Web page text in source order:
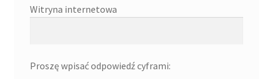
Witryna internetowa
Proszę wpisać odpowiedź cyframi: